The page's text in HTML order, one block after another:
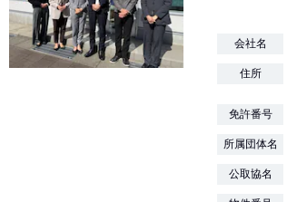
会社名
住所
免許番号
所属団体名
公取協名